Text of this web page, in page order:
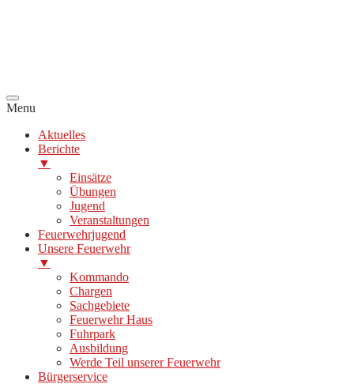
Menu
Aktuelles
Berichte
▼
Einsätze
Übungen
Jugend
Veranstaltungen
Feuerwehrjugend
Unsere Feuerwehr
▼
Kommando
Chargen
Sachgebiete
Feuerwehr Haus
Fuhrpark
Ausbildung
Werde Teil unserer Feuerwehr
Bürgerservice